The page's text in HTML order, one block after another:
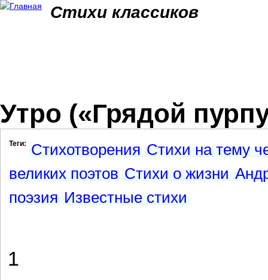
Стихи классиков
Утро («Грядой
Теги: Стихотворения Стихи на тему
великих поэтов Стихи о жизни
поэзия Известные стихи
1